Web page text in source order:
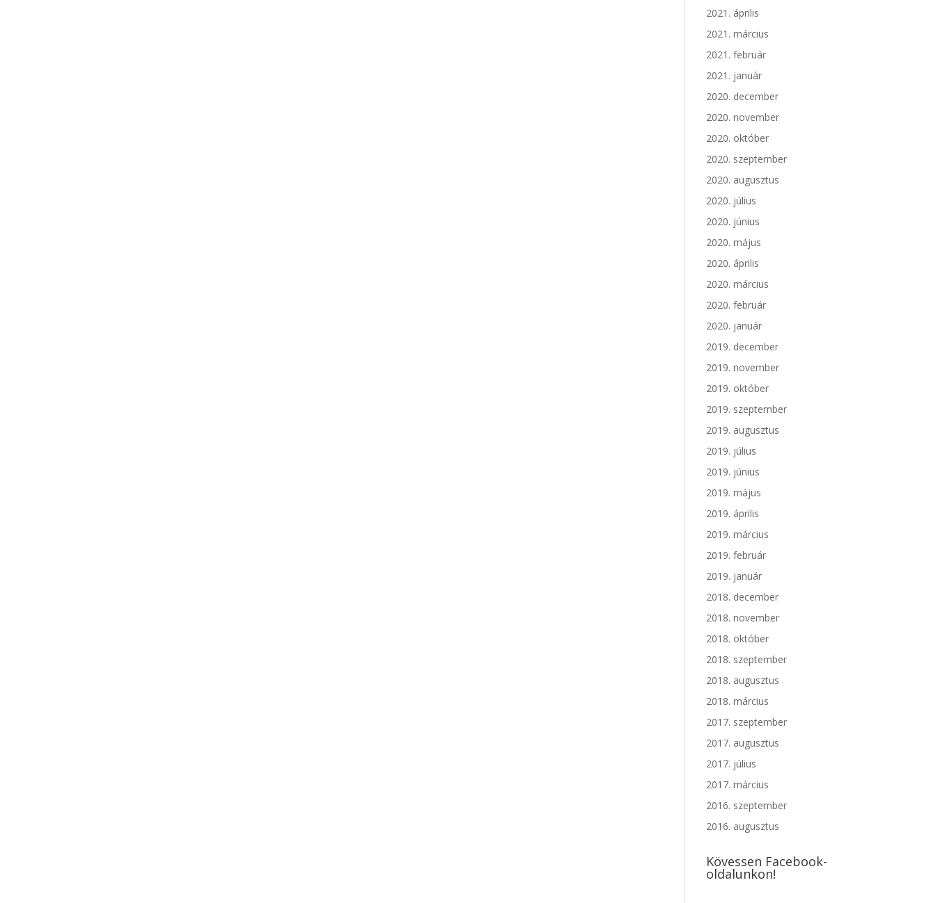
2021. április
2021. március
2021. február
2021. január
2020. december
2020. november
2020. október
2020. szeptember
2020. augusztus
2020. július
2020. június
2020. május
2020. április
2020. március
2020. február
2020. január
2019. december
2019. november
2019. október
2019. szeptember
2019. augusztus
2019. július
2019. június
2019. május
2019. április
2019. március
2019. február
2019. január
2018. december
2018. november
2018. október
2018. szeptember
2018. augusztus
2018. március
2017. szeptember
2017. augusztus
2017. július
2017. március
2016. szeptember
2016. augusztus
Kövessen Facebook-
oldalunkon!